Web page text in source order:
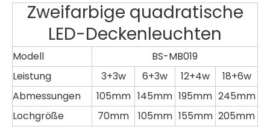
Zweifarbige quadratische
LED-Deckenleuchten
Modell
BS-MB019
Leistung
3+3w 6+3w 12+4w
18+6w
Abmessungen
105mm 145mm 195mm 245mm
Lochgröße
70mm 105mm 155mm 205mm